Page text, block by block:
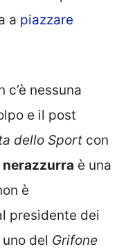
a piazzare
c’è nessuna
e il post
dello Sport con
nerazzurra è una
è
presidente dei
del Grifone